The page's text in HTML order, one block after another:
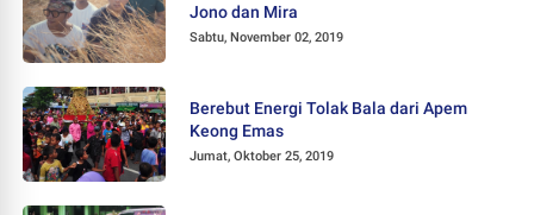
Jono dan Mira
Sabtu, November 02, 2019
Berebut Energi Tolak Bala dari Apem
Keong Emas
Jumat, Oktober 25, 2019